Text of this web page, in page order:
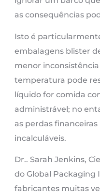
as consequências
Isto é
embalagens blister
menor
temperatura pode
líquido for comida
administrável; no
as perdas
incalculáveis.
Dr.. Sarah Jenkins,
do Global Packaging
fabricantes muitas